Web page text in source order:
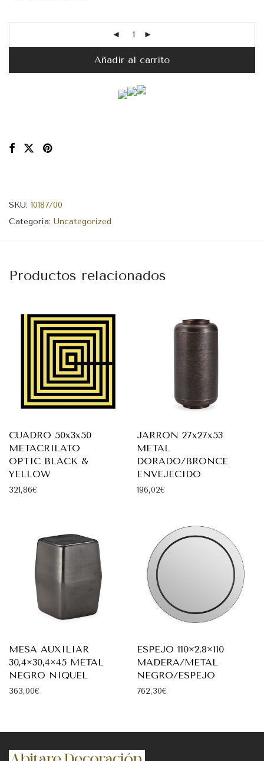
Añadir al carrito
SKU: 10187/00
Categoría: Uncategorized
Productos relacionados
CUADRO 50x3x50
METACRILATO
OPTIC BLACK &
YELLOW
321,86€
JARRON 27x27x53
METAL
DORADO/BRONCE
ENVEJECIDO
196,02€
MESA AUXILIAR
30,4×30,4×45 METAL
NEGRO NIQUEL
363,00€
ESPEJO 110×2,8×110
MADERA/METAL
NEGRO/ESPEJO
762,30€